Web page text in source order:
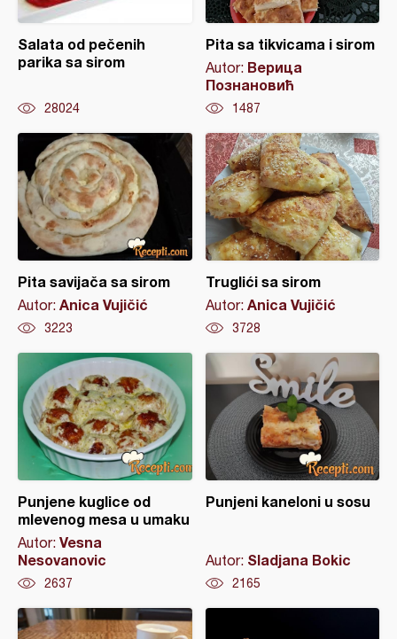
Salata od pečenih
parika sa sirom
28024
Pita sa tikvicama i sirom
Autor: Верица
Познановић
1487
Pita savijača sa sirom
Autor: Anica Vujičić
3223
Truglići sa sirom
Autor: Anica Vujičić
3728
Punjene kuglice od
mlevenog mesa u umaku
Autor: Vesna
Nesovanovic
2637
Punjeni kaneloni u sosu
Autor: Sladjana Bokic
2165